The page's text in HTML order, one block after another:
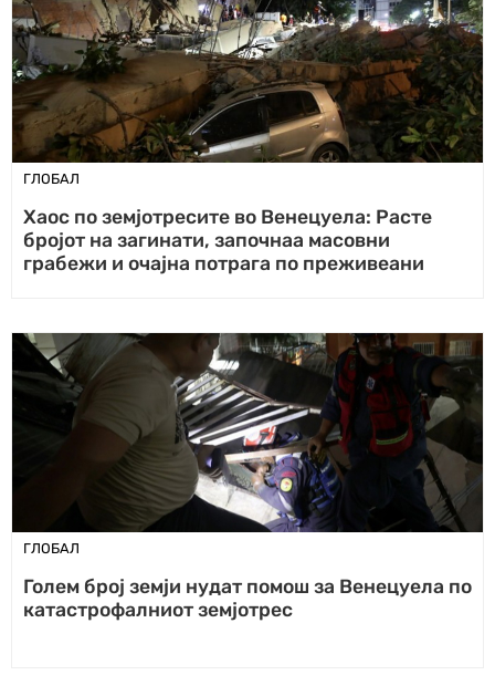
ГЛОБАЛ
Хаос по земјотресите во Венецуела: Расте
бројот на загинати, започнаа масовни
грабежи и очајна потрага по преживеани
ГЛОБАЛ
Голем број земји нудат помош за Венецуела по
катастрофалниот земјотрес